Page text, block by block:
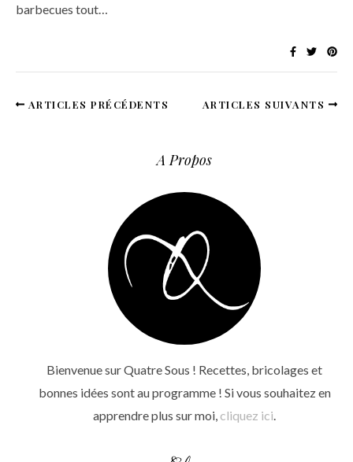
barbecues tout…
ARTICLES PRÉCÉDENTS ARTICLES SUIVANTS
A Propos
Bienvenue sur Quatre Sous ! Recettes, bricolages et
bonnes idées sont au programme ! Si vous souhaitez en
apprendre plus sur moi, cliquez ici